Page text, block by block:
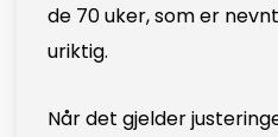
de 70 uker, som er
uriktig.
Når det gjelder